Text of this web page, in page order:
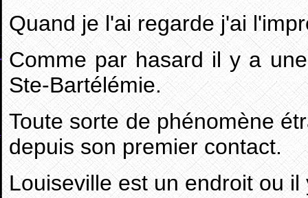
Quand je l'ai regarde j'ai
Comme par hasard il y a
Ste-Bartélémie.
Toute sorte de phénomène
depuis son premier contact.
Louiseville est un endroit ou